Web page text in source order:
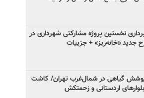
نخستین پروژه مشارکتی شهرداری در
جدید «خانه‌ریز» + جزییات
گیاهی در شمال‌غرب تهران/ کاشت
اردستانی و زحمتکش